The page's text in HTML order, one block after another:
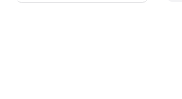
hoje quer que eu vá...- Sim eu quero